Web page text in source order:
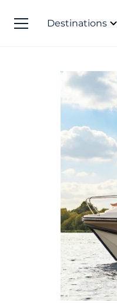
Destinations